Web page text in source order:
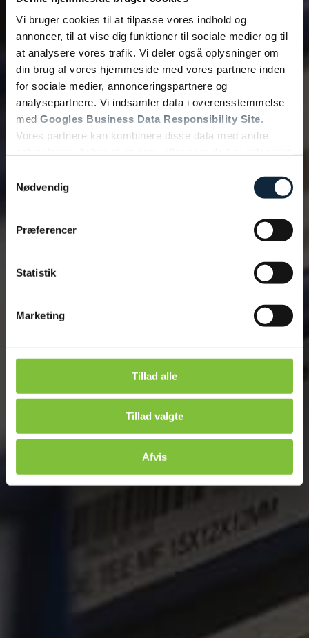
Vi bruger cookies til at tilpasse vores indhold og
annoncer, til at vise dig funktioner til sociale medier og til
at analysere vores trafik. Vi deler også oplysninger om
din brug af vores hjemmeside med vores partnere inden
for sociale medier, annonceringspartnere og
analysepartnere. Vi indsamler data i overensstemmelse
med Googles Business Data Responsibility Site.
Vores partnere kan kombinere disse data med andre
Nødvendig
Præferencer
Statistik
Marketing
Tillad alle
Tillad valgte
Afvis
Bliv kontaktet